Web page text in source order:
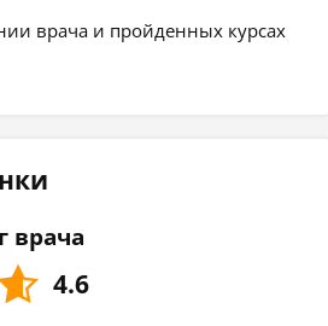
врача и пройденных курсах
врача
4.6